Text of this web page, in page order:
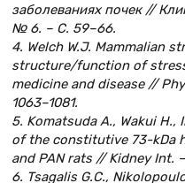
заболеваниях почек //
№ 6. – С. 59–66.
4. Welch W.J. Mammalian
structure/function of
medicine and disease //
1063–1081.
5. Komatsuda A., Wakui
of the constitutive 73-kDa
and PAN rats // Kidney Int.
6. Tsagalis G.C.,